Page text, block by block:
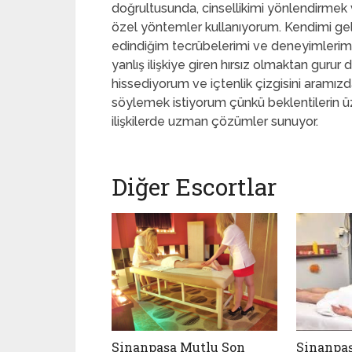
doğrultusunda, cinsellikimi
özel yöntemler kullanıyorum. Kendimi
edindiğim tecrübelerimi ve
yanlış ilişkiye giren hırsız olmaktan
hissediyorum ve içtenlik çizgisini
söylemek istiyorum çünkü beklentilerin
ilişkilerde uzman çözümler sunuyor.
Diğer Escortlar
Sinanpaşa Mutlu Son